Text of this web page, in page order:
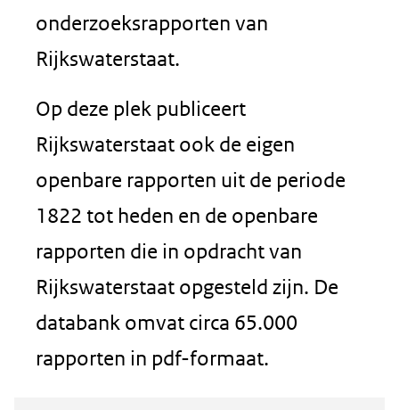
onderzoeksrapporten van
Rijkswaterstaat.
Op deze plek publiceert
Rijkswaterstaat ook de eigen
openbare rapporten uit de periode
1822 tot heden en de openbare
rapporten die in opdracht van
Rijkswaterstaat opgesteld zijn. De
databank omvat circa 65.000
rapporten in pdf-formaat.